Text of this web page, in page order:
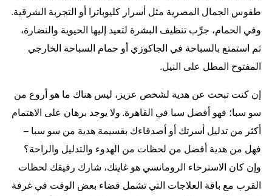
طقوس الجمال المصرية مثل أسرار كليوباترا أو التجربة الشرقية.
وفي الحمام، جرِّب تنظيف البشرة لتعيد إليها الحيوية والنضارة،
ثم استمتع بالسباحة في الجاكوزي أو حمام السباحة الخارجي
المفتوح المطل على النيل.
إن كنت تبحث عن هدية لشخص عزيز، ليس هناك ما هو أروع من
سو سبا؛ فهو أفضل سبا في القاهرة. ولا يوجد برهان على الاهتمام
أكثر من تدليل أسرتك أو أصدقاءك بقسيمة هدية من سو سبا –
فهل من هدية أفضل من لحظات من الهدوء والتدليل والراحة؟
وإن كان الاسترخاء الرومانسي هو غايتك، شارك رفيقك لحظات
القرب مع باقة العلاجات التي تشمل قضاء بعض الوقت في غرفة